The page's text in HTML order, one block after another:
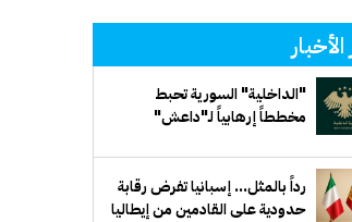
"الداخلية" السورية تحبط
مخططاً إرهابياً لـ"داعش"
دمشق
رداً بالمثل... إسبانيا تفرض رقابة
حدودية على القادمين من إيطاليا